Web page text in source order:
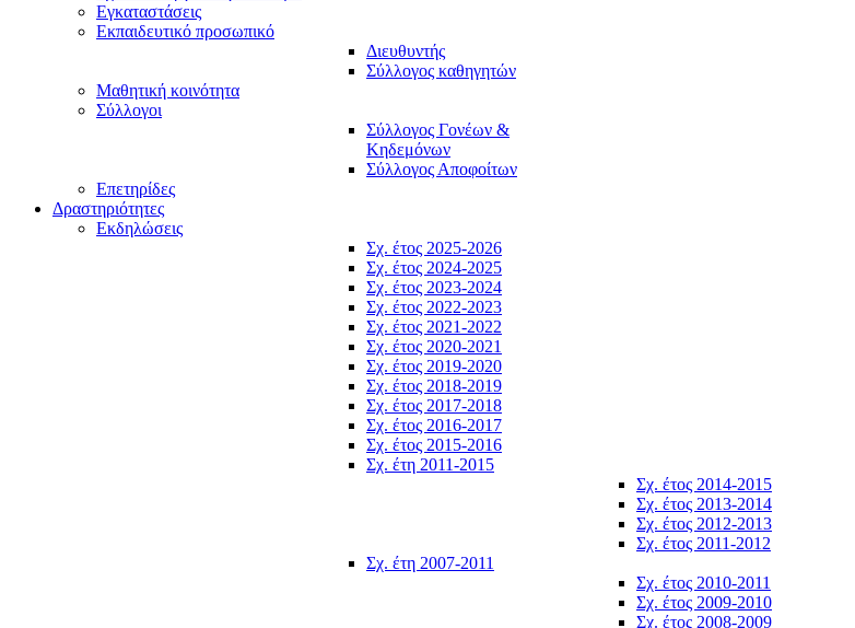
Εγκαταστάσεις
Εκπαιδευτικό προσωπικό
Διευθυντής
Σύλλογος καθηγητών
Μαθητική κοινότητα
Σύλλογοι
Σύλλογος Γονέων &
Κηδεμόνων
Σύλλογος Αποφοίτων
Επετηρίδες
Δραστηριότητες
Εκδηλώσεις
Σχ. έτος 2025-2026
Σχ. έτος 2024-2025
Σχ. έτος 2023-2024
Σχ. έτος 2022-2023
Σχ. έτος 2021-2022
Σχ. έτος 2020-2021
Σχ. έτος 2019-2020
Σχ. έτος 2018-2019
Σχ. έτος 2017-2018
Σχ. έτος 2016-2017
Σχ. έτος 2015-2016
Σχ. έτη 2011-2015
Σχ. έτος 2014-2015
Σχ. έτος 2013-2014
Σχ. έτος 2012-2013
Σχ. έτος 2011-2012
Σχ. έτη 2007-2011
Σχ. έτος 2010-2011
Σχ. έτος 2009-2010
Σχ. έτος 2008-2009